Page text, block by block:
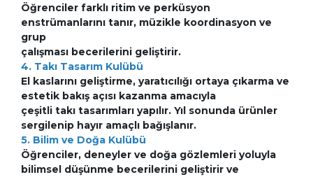
Öğrenciler farklı ritim ve perküsyon
enstrümanlarını tanır, müzikle koordinasyon ve
grup
çalışması becerilerini geliştirir.
4. Takı Tasarım Kulübü
El kaslarını geliştirme, yaratıcılığı ortaya çıkarma ve
estetik bakış açısı kazanma amacıyla
çeşitli takı tasarımları yapılır. Yıl sonunda ürünler
sergilenip hayır amaçlı bağışlanır.
5. Bilim ve Doğa Kulübü
Öğrenciler, deneyler ve doğa gözlemleri yoluyla
bilimsel düşünme becerilerini geliştirir ve